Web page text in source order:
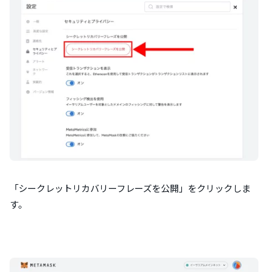
「シークレットリカバリーフレーズを公開」をクリックしま
す。